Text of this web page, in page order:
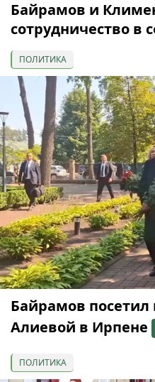
Байрамов и
сотрудничество в
ПОЛИТИКА
Байрамов
Алиевой в Ирпене
ПОЛИТИКА